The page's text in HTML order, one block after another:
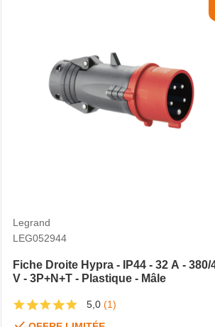
Legrand
LEG052944
Fiche Droite Hypra - IP44 - 32 A - 380/
V - 3P+N+T - Plastique - Mâle
5,0 (1)